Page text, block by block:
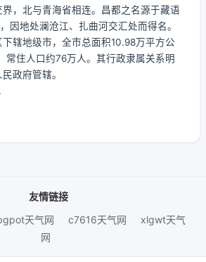
，北与青海省相连。昌都之名源于藏语
因地处澜沧江、扎曲河交汇处而得名。
辖地级市，全市总面积10.98万平方公
常住人口约76万人。其行政隶属关系明
政府管辖。
友情链接
天气网 c7616天气网
xlgwt天气
网